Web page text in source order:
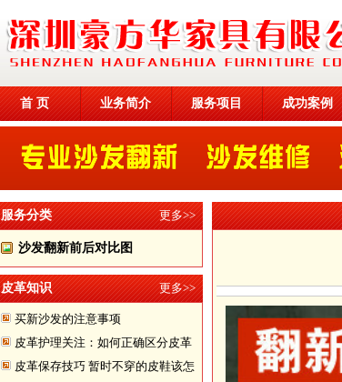
首 页 业务简介 服务项目 成功案例
服务分类 更多>>
沙发翻新前后对比图
皮革知识 更多>>
买新沙发的注意事项
皮革护理关注：如何正确区分皮革
皮革保存技巧 暂时不穿的皮鞋该怎